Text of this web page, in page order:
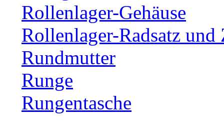
Rollenlager-Gehäuse
Rollenlager-Radsatz und
Rundmutter
Runge
Rungentasche